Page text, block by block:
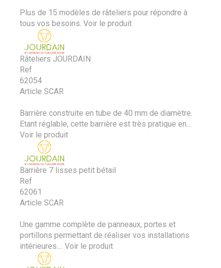
Plus de 15 modèles de râteliers pour répondre à
tous vos besoins. Voir le produit
Râteliers JOURDAIN
Ref
62054
Article SCAR
Barrière construite en tube de 40 mm de diamètre.
Etant réglable, cette barrière est très pratique en...
Voir le produit
Barrière 7 lisses petit bétail
Ref
62061
Article SCAR
Une gamme complète de panneaux, portes et
portillons permettant de réaliser vos installations
intérieures....
Voir le produit